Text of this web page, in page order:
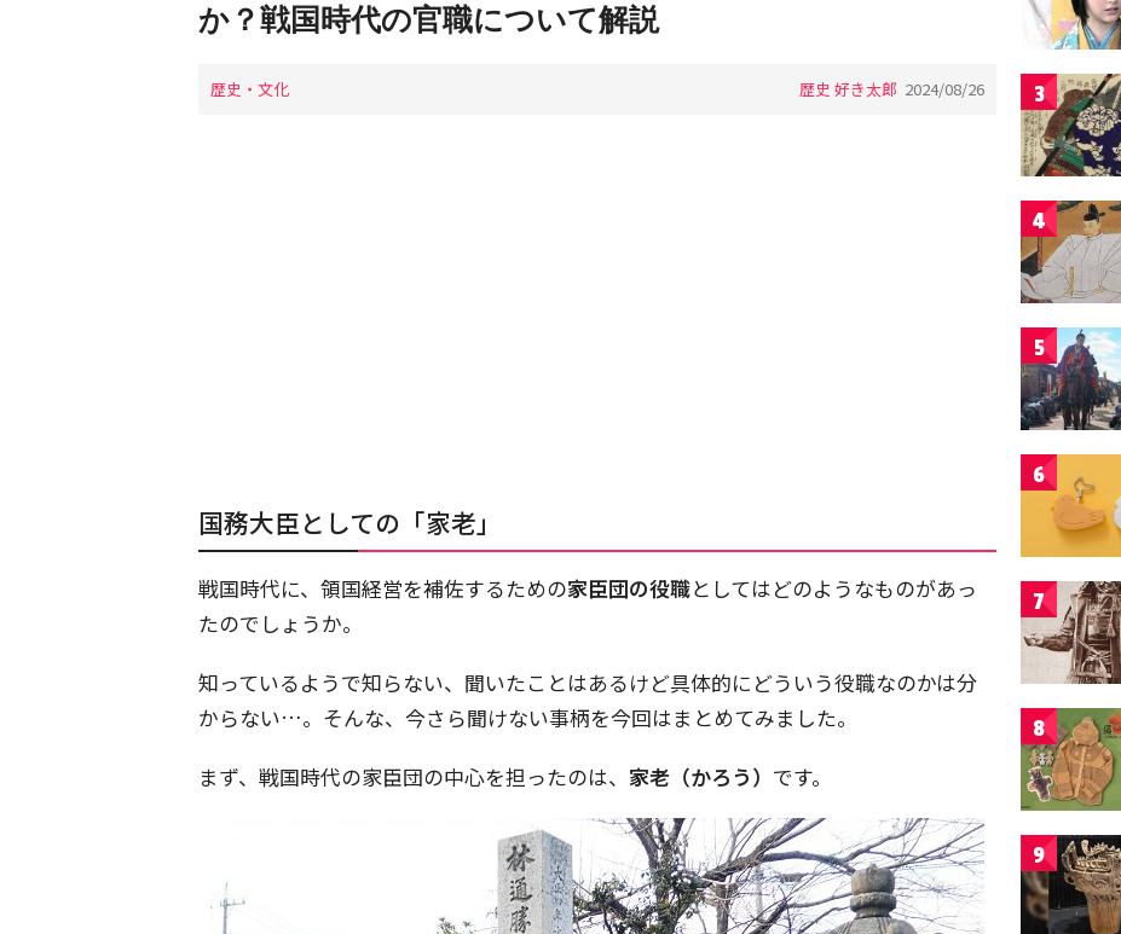
か？戦国時代の官職について解説
歴史・文化 歴史 好き太郎 2024/08/26
国務大臣としての「家老」
戦国時代に、領国経営を補佐するための家臣団の役職としてはどのようなものがあっ
たのでしょうか。
知っているようで知らない、聞いたことはあるけど具体的にどういう役職なのかは分
からない…。そんな、今さら聞けない事柄を今回はまとめてみました。
まず、戦国時代の家臣団の中心を担ったのは、 家老（かろう） です。
3
4
5
6
7
8
9